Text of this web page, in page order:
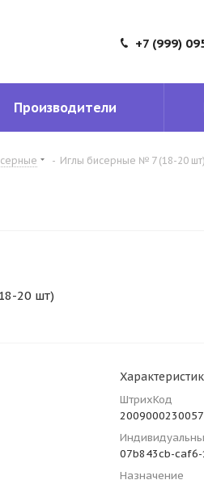
+7 (999)
Производители
- Иглы бисерные № 7 (18-20 шт)
20 шт)
ШтрихКод
2009000230057
07b843cb-
Назначение